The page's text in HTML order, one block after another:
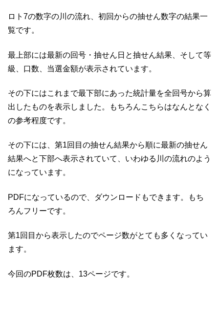
ロト7の数字の川の流れ、初回からの抽せん数字の結果一
覧です。
最上部には最新の回号・抽せん日と抽せん結果、そして等
級、口数、当選金額が表示されています。
その下にはこれまで最下部にあった統計量を全回号から算
出したものを表示しました。もちろんこちらはなんとなく
の参考程度です。
その下には、第1回目の抽せん結果から順に最新の抽せん
結果へと下部へ表示されていて、いわゆる川の流れのよう
になっています。
PDFになっているので、ダウンロードもできます。もち
ろんフリーです。
第1回目から表示したのでページ数がとても多くなってい
ます。
今回のPDF枚数は、13ページです。